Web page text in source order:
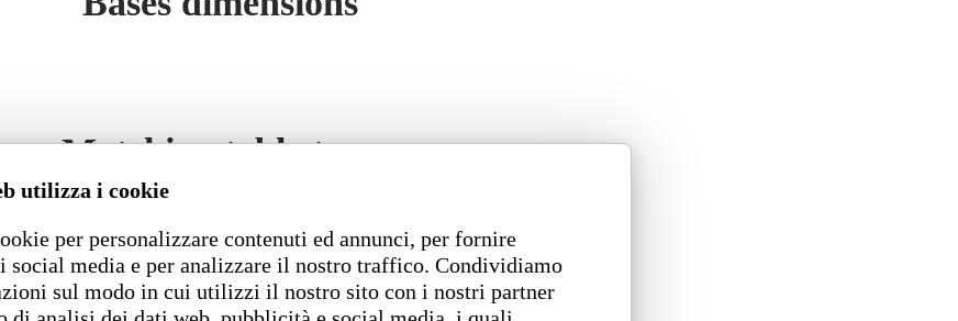
utilizza i cookie
per personalizzare contenuti ed annunci, per fornire
social media e per analizzare il nostro traffico. Condividiamo
sul modo in cui utilizzi il nostro sito con i nostri partner
Matching table tops